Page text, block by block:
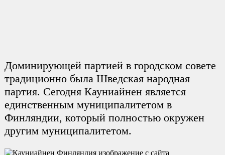
Доминирующей партией в городском совете
традиционно была Шведская народная
партия. Сегодня Кауниайнен является
единственным муниципалитетом в
Финляндии, который полностью окружен
другим муниципалитетом.